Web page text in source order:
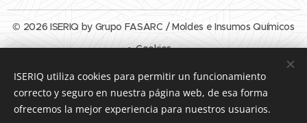
© 2026 ISERIQ by Grupo FASARC / Moldes e Insumos Químicos
Cookies
Idiomas
Español
English
ISERIQ utiliza cookies para permitir un funcionamiento
correcto y seguro en nuestra página web, de esa forma
ofrecemos la mejor experiencia para nuestros usuarios.